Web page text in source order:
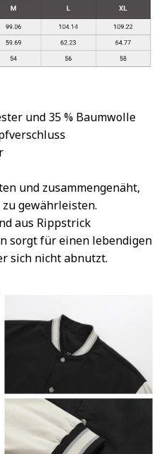
und 35 % Baumwolle
und zusammengenäht,
gewährleisten.
aus Rippstrick
sorgt für einen lebendigen
sich nicht abnutzt.